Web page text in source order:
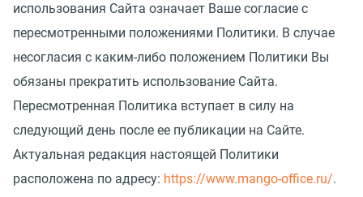
использования Сайта означает Ваше согласие с
пересмотренными положениями Политики. В случае
несогласия с каким-либо положением Политики Вы
обязаны прекратить использование Сайта.
Пересмотренная Политика вступает в силу на
следующий день после ее публикации на Сайте.
Актуальная редакция настоящей Политики
расположена по адресу: https://www.mango-office.ru/.